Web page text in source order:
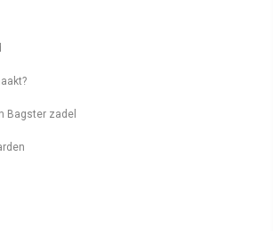
Bagster zadel